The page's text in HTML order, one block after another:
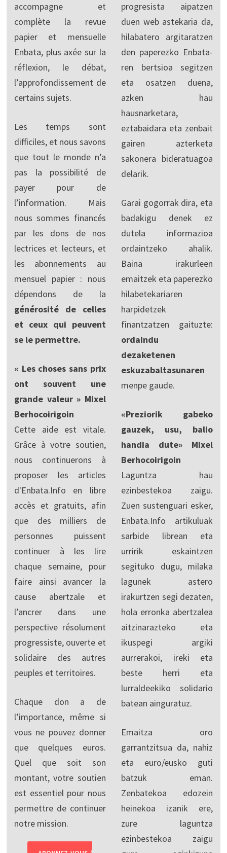
accompagne et
complète la revue
papier et mensuelle
Enbata, plus axée sur la
réflexion, le débat,
l’approfondissement de
certains sujets.
Les temps sont
difficiles, et nous savons
que tout le monde n’a
pas la possibilité de
payer pour de
l’information. Mais
nous sommes financés
par les dons de nos
lectrices et lecteurs, et
les abonnements au
mensuel papier : nous
dépendons de la
générosité de celles
et ceux qui peuvent
se le permettre.
« Les choses sans prix
ont souvent une
grande valeur » Mixel
Berhocoirigoin
Cette aide est vitale.
Grâce à votre soutien,
nous continuerons à
proposer les articles
d'Enbata.Info en libre
accès et gratuits, afin
que des milliers de
personnes puissent
continuer à les lire
chaque semaine, pour
faire ainsi avancer la
cause abertzale et
l’ancrer dans une
perspective résolument
progressiste, ouverte et
solidaire des autres
peuples et territoires.
Chaque don a de
l’importance, même si
vous ne pouvez donner
que quelques euros.
Quel que soit son
montant, votre soutien
est essentiel pour nous
permettre de continuer
notre mission.
progresista aipatzen
duen web astekaria da,
hilabatero argitaratzen
den paperezko Enbata-
ren bertsioa segitzen
eta osatzen duena,
azken hau
hausnarketara,
eztabaidara eta zenbait
gairen azterketa
sakonera bideratuagoa
delarik.
Garai gogorrak dira, eta
badakigu denek ez
dutela informazioa
ordaintzeko ahalik.
Baina irakurleen
emaitzek eta paperezko
hilabetekariaren
harpidetzek
finantzatzen gaituzte:
ordaindu
dezaketenen
eskuzabaltasunaren
menpe gaude.
«Preziorik gabeko
gauzek, usu, balio
handia dute» Mixel
Berhocoirigoin
Laguntza hau
ezinbestekoa zaigu.
Zuen sustenguari esker,
Enbata.Info artikuluak
sarbide librean eta
urririk eskaintzen
segituko dugu, milaka
lagunek astero
irakurtzen segi dezaten,
hola erronka abertzalea
aitzinarazteko eta
ikuspegi argiki
aurrerakoi, ireki eta
beste herri eta
lurraldeekiko solidario
batean ainguratuz.
Emaitza oro
garrantzitsua da, nahiz
eta euro/eusko guti
batzuk eman.
Zenbatekoa edozein
heinekoa izanik ere,
zure laguntza
ezinbestekoa zaigu